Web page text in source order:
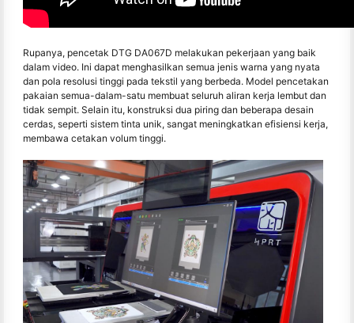
Rupanya, pencetak DTG DA067D melakukan pekerjaan yang baik
dalam video. Ini dapat menghasilkan semua jenis warna yang nyata
dan pola resolusi tinggi pada tekstil yang berbeda. Model pencetakan
pakaian semua-dalam-satu membuat seluruh aliran kerja lembut dan
tidak sempit. Selain itu, konstruksi dua piring dan beberapa desain
cerdas, seperti sistem tinta unik, sangat meningkatkan efisiensi kerja,
membawa cetakan volum tinggi.